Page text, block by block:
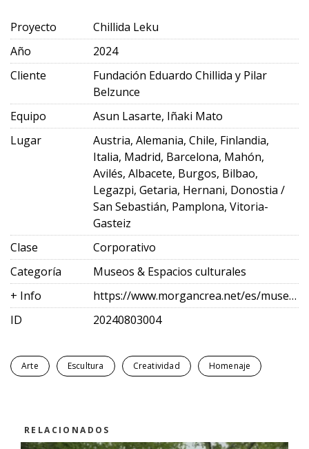
Proyecto
Chillida Leku
Año
2024
Cliente
Fundación Eduardo Chillida y Pilar
Belzunce
Equipo
Asun Lasarte, Iñaki Mato
Lugar
Austria, Alemania, Chile, Finlandia,
Italia, Madrid, Barcelona, Mahón,
Avilés, Albacete, Burgos, Bilbao,
Legazpi, Getaria, Hernani, Donostia /
San Sebastián, Pamplona, Vitoria-
Gasteiz
Clase
Corporativo
Categoría
Museos & Espacios culturales
+ Info
https://www.morgancrea.net/es/museochillidaleku.html
ID
20240803004
Arte Escultura Creatividad Homenaje
RELACIONADOS